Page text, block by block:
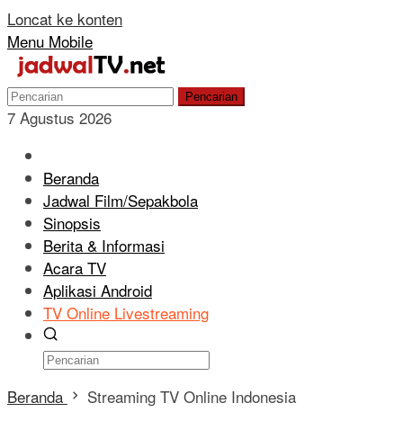
Loncat ke konten
Menu Mobile
Pencarian
7 Agustus 2026
Beranda
Jadwal Film/Sepakbola
Sinopsis
Berita & Informasi
Acara TV
Aplikasi Android
TV Online Livestreaming
Beranda Streaming TV Online Indonesia